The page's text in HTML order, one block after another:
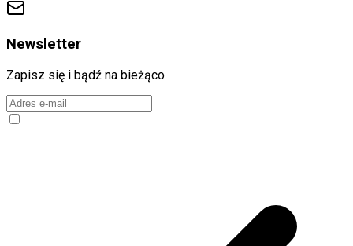
Newsletter
Zapisz się i bądź na bieżąco